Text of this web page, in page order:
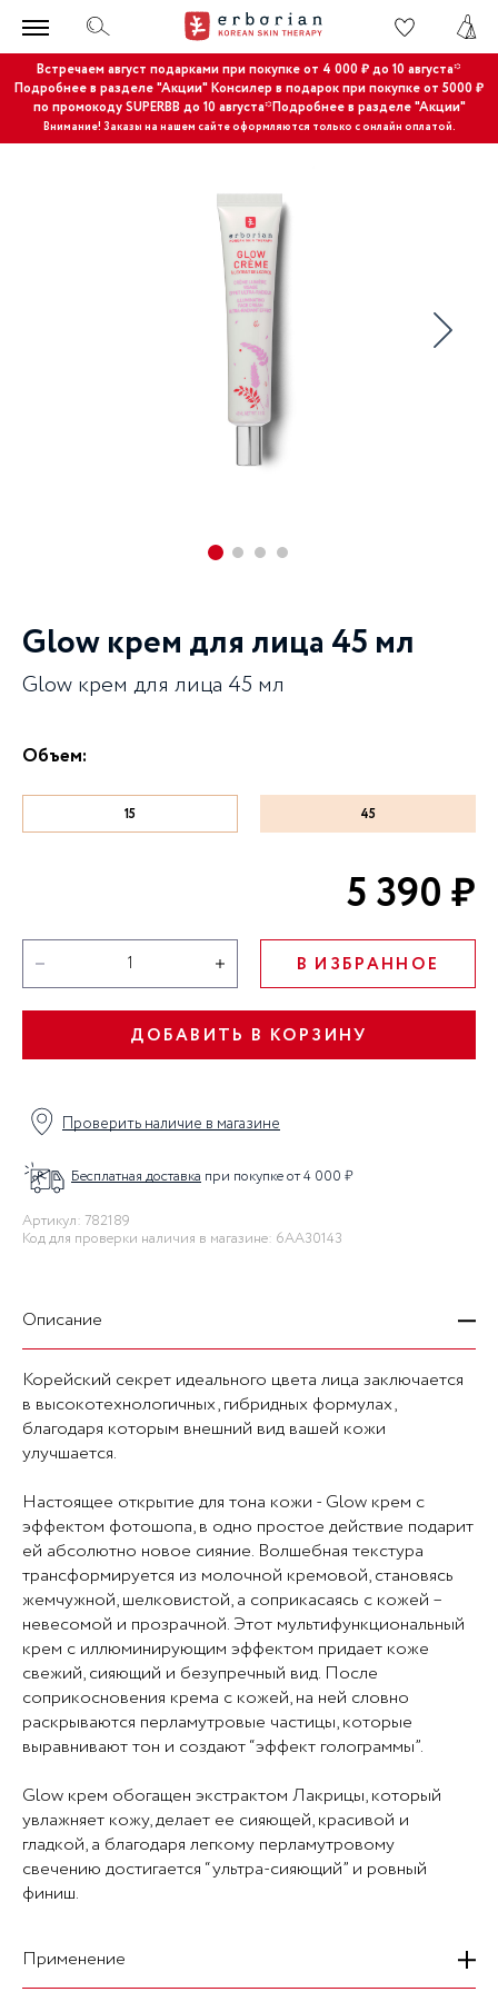
Встречаем август подарками при покупке от 4 000 ₽ до 10 августа*
Подробнее в разделе "Акции"Консилер в подарок при покупке от 5000 ₽
по промокоду SUPERBB до 10 августа*Подробнее в разделе "Акции"
Внимание! Заказы на нашем сайте оформляются только с онлайн оплатой.
Glow крем для лица 45 мл
Glow крем для лица 45 мл
Объем:
15 45
5 390 ₽
В ИЗБРАННОЕ
ДОБАВИТЬ В КОРЗИНУ
Проверить наличие в магазине
Бесплатная доставка при покупке от 4 000 ₽
Артикул: 782189
Код для проверки наличия в магазине: 6AA30143
Описание
Корейский секрет идеального цвета лица заключается
в высокотехнологичных, гибридных формулах,
благодаря которым внешний вид вашей кожи
улучшается.
Настоящее открытие для тона кожи - Glow крем с
эффектом фотошопа, в одно простое действие подарит
ей абсолютно новое сияние. Волшебная текстура
трансформируется из молочной кремовой, становясь
жемчужной, шелковистой, а соприкасаясь с кожей –
невесомой и прозрачной. Этот мультифункциональный
крем с иллюминирующим эффектом придает коже
свежий, сияющий и безупречный вид. После
соприкосновения крема с кожей, на ней словно
раскрываются перламутровые частицы, которые
выравнивают тон и создают “эффект голограммы”.
Glow крем обогащен экстрактом Лакрицы, который
увлажняет кожу, делает ее сияющей, красивой и
гладкой, а благодаря легкому перламутровому
свечению достигается “ультра-сияющий” и ровный
финиш.
Применение